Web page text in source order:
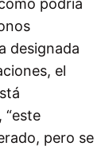
designada
el
“este
pero se